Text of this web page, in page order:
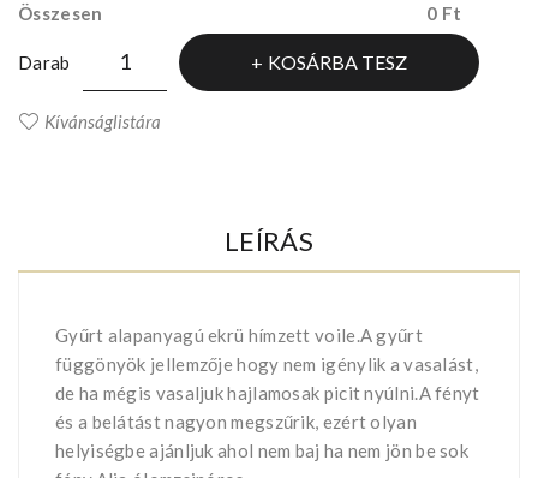
Összesen
0 Ft
Darab KOSÁRBA TESZ
Kívánságlistára
LEÍRÁS
Gyűrt alapanyagú ekrü hímzett voile.A gyűrt
függönyök jellemzője hogy nem igénylik a vasalást,
de ha mégis vasaljuk hajlamosak picit nyúlni.A fényt
és a belátást nagyon megszűrik, ezért olyan
helyiségbe ajánljuk ahol nem baj ha nem jön be sok